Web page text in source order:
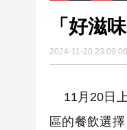
「好滋
2024-11-20 23:09:06
11月20日上
區的餐飲選